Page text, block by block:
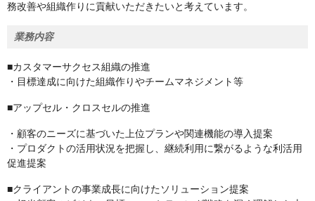
務改善や組織作りに貢献いただきたいと考えています。
業務内容
■カスタマーサクセス組織の推進
・目標達成に向けた組織作りやチームマネジメント等
■アップセル・クロスセルの推進
・顧客のニーズに基づいた上位プランや関連機能の導入提案
・プロダクトの活用状況を把握し、継続利用に繋がるような利活用
促進提案
■クライアントの事業成長に向けたソリューション提案